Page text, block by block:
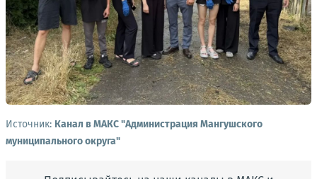
Источник: Канал в МАКС "Администрация Мангушского
муниципального округа"